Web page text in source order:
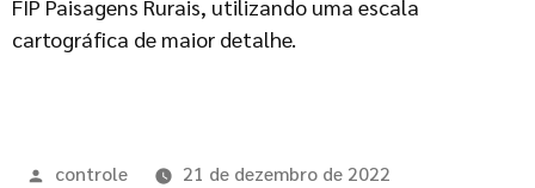
FIP Paisagens Rurais, utilizando uma escala
cartográfica de maior detalhe.
controle
21 de dezembro de 2022